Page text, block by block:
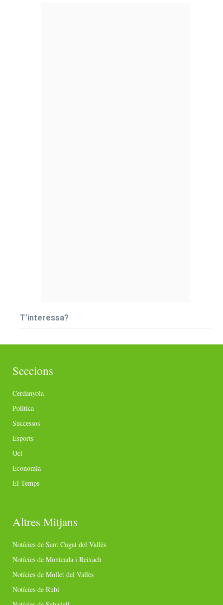
T’interessa?
Seccions
Cerdanyola
Política
Successos
Esports
Oci
Economia
El Temps
Altres Mitjans
Notícies de Sant Cugat del Vallès
Notícies de Montcada i Reixach
Notícies de Mollet del Vallès
Notícies de Rubí